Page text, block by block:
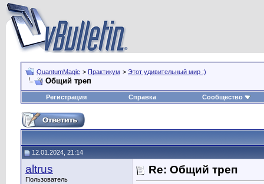
QuantumMagic > Практикум > Этот удивительный мир :)
Общий треп
Регистрация Справка Сообщество
12.01.2024, 21:14
altrus
Пользователь
Re: Общий треп